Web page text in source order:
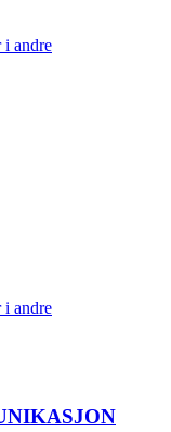
i andre
i andre